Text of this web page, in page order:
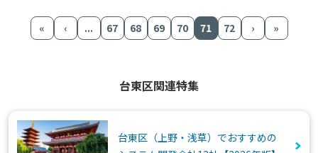
« ‹ ... 67 68 69 70 71 72 › »
台東区関連特集
台東区（上野・浅草）でおすすめの